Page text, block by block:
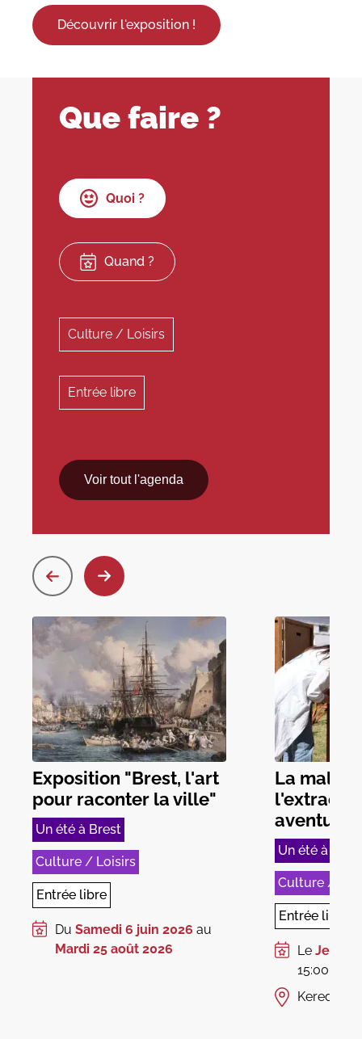
Découvrir l'exposition !
Que faire ?
Quoi ?
Quand ?
Culture / Loisirs
Entrée libre
Exposition "Brest, l'art
pour raconter la ville"
Un été à Brest
Culture / Loisirs
Entrée libre
Du Samedi 6 juin 2026 au
Mardi 25 août 2026
La malle
aventure
Un été à
Culture /
Entrée libre
Le Jeudi
15:00 à
Keredern